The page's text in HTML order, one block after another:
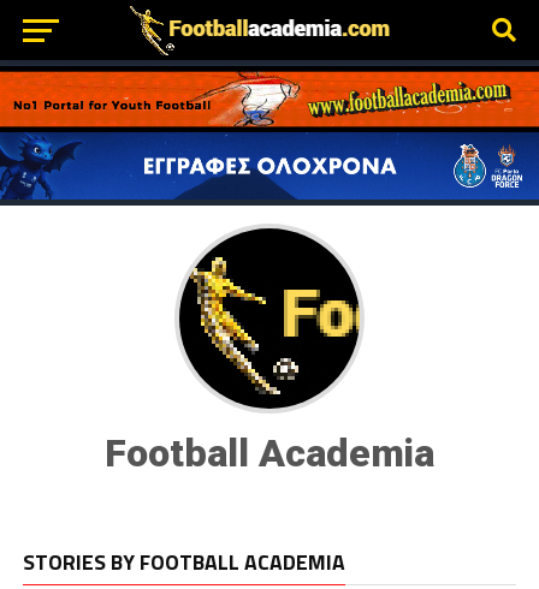
Football Academia
STORIES BY FOOTBALL ACADEMIA